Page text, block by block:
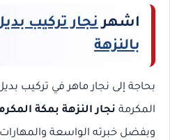
اشهرنجار تركيب
بالنزهة
بحاجة إلى نجار ماهر في تركيب
المكرمة نجار النزهة بمكة
وبفضل خبرته الواسعة والمهارات